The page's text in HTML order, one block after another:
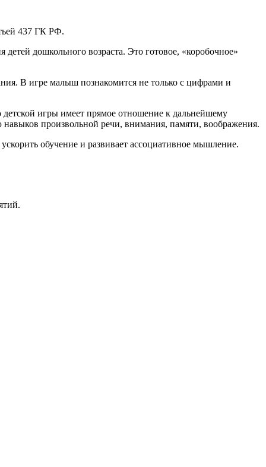
437 ГК РФ.
дошкольного возраста. Это готовое, «коробочное»
В игре малыш познакомится не только с цифрами и
детской игры имеет прямое отношение к дальнейшему
произвольной речи, внимания, памяти, воображения.
обучение и развивает ассоциативное мышление.